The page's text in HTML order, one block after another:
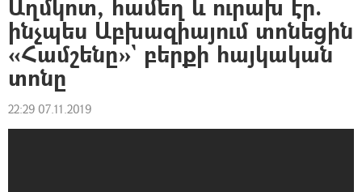
Աղմկոտ, համեղ և ուրախ էր.
ինչպես Աբխազիայում տոնեցին
«Համշենը»` բերքի հայկական
տոնը
22:29 07.11.2019